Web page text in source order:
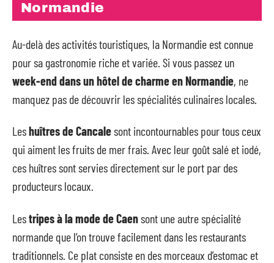
Normandie
Au-delà des activités touristiques, la Normandie est connue
pour sa gastronomie riche et variée. Si vous passez un
week-end dans un hôtel de charme en Normandie, ne
manquez pas de découvrir les spécialités culinaires locales.
Leshuîtres de Cancalesont incontournables pour tous ceux
qui aiment les fruits de mer frais. Avec leur goût salé et iodé,
ces huîtres sont servies directement sur le port par des
producteurs locaux.
Lestripes à la mode de Caensont une autre spécialité
normande que l’on trouve facilement dans les restaurants
traditionnels. Ce plat consiste en des morceaux d’estomac et